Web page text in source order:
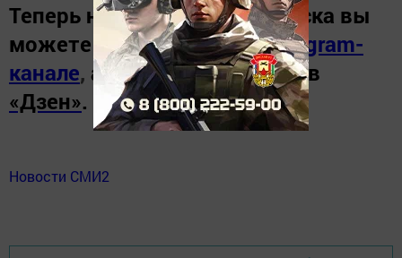
Теперь новости Зеленодольска вы
можете узнать в нашемTelegram-
канале, а также читайте нас в
«Дзен».
Новости СМИ2